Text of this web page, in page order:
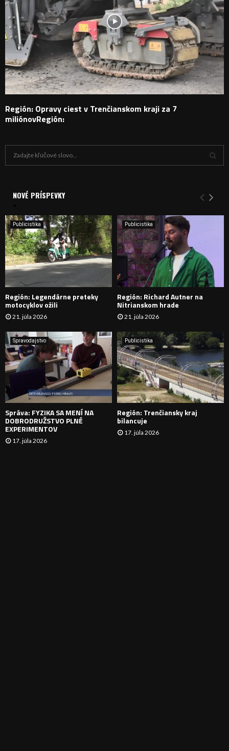
Región: Opravy ciest v Trenčianskom kraji za 7
miliónovRegión:
i
e
:
Y
H
D
A
N
I
E
NOVÉ PRÍSPEVKY
Publicistika
Región: Legendárne preteky
motocyklov ožili
21. júla 2026
Publicistika
Región: Richard Autner na
Nitrianskom hrade
21. júla 2026
Spravodajstvo
Správa: FYZIKA SA MENÍ NA
DOBRODRUŽSTVO PLNÉ
EXPERIMENTOV
17. júla 2026
Publicistika
Región: Trenčiansky kraj
bilancuje
17. júla 2026